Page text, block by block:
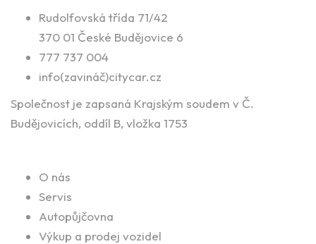
Rudolfovská třída 71/42
370 01 České Budějovice 6
777 737 004
info(zavináč)citycar.cz
Společnost je zapsaná Krajským soudem v Č.
Budějovicích, oddíl B, vložka 1753
O nás
Servis
Autopůjčovna
Výkup a prodej vozidel